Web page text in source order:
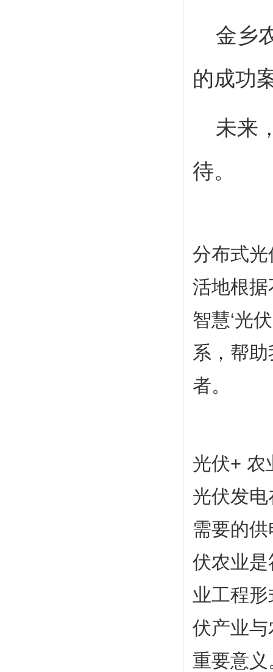
金乡
的成功
未来
待。
分布式光
活地根
智慧‘光
系，帮
者。
光伏+ 农
光伏发
需要的
伏农业
业工程
伏产业
重要意义